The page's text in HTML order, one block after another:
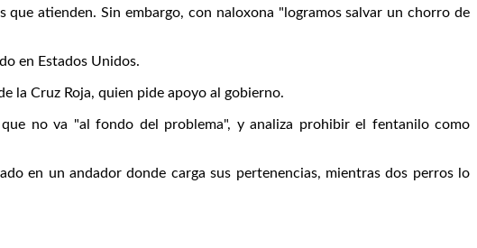
atienden. Sin embargo, con naloxona "logramos salvar un chorro de
en Estados Unidos.
la Cruz Roja, quien pide apoyo al gobierno.
no va "al fondo del problema", y analiza prohibir el fentanilo como
en un andador donde carga sus pertenencias, mientras dos perros lo